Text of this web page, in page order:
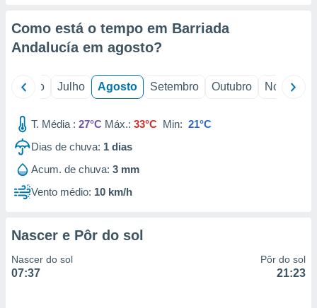
e
de
Como está o tempo em Barriada
Andalucía em agosto?
Junho Julho Agosto Setembro Outubro Novembro
T. Média : 27°C Máx.: 33°C Min: 21°C
Dias de chuva: 1 dias
Acum. de chuva: 3 mm
Vento médio: 10 km/h
Nascer e Pôr do sol
Nascer do sol
07:37
Pôr do sol
21:23